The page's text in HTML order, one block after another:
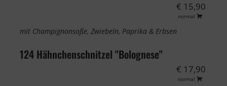
€ 15,90
normal
mit Champignonsoße, Zwiebeln, Paprika & Erbsen
124 Hähnchenschnitzel "Bolognese"
€ 17,90
normal